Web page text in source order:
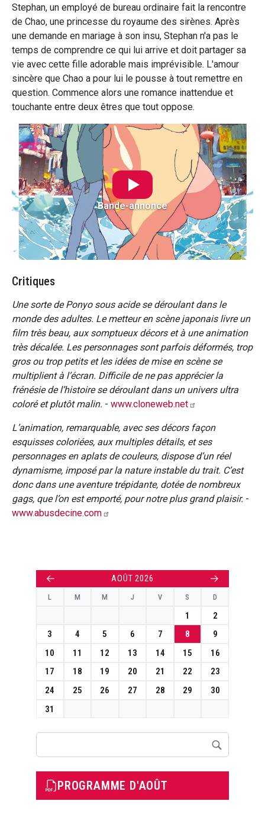
Stephan, un employé de bureau ordinaire fait la rencontre
de Chao, une princesse du royaume des sirènes. Après
une demande en mariage à son insu, Stephan n'a pas le
temps de comprendre ce qui lui arrive et doit partager sa
vie avec cette fille adorable mais imprévisible. L'amour
sincère que Chao a pour lui le pousse à tout remettre en
question. Commence alors une romance inattendue et
touchante entre deux êtres que tout oppose.
Bande-annonce
Critiques
Une sorte de Ponyo sous acide se déroulant dans le
monde des adultes. Le metteur en scène japonais livre un
film très beau, aux somptueux décors et à une animation
très décalée. Les personnages sont parfois déformés, trop
gros ou trop petits et les idées de mise en scène se
multiplient à l’écran. Difficile de ne pas apprécier la
frénésie de l’histoire se déroulant dans un univers ultra
coloré et plutôt malin. - www.cloneweb.net
L’animation, remarquable, avec ses décors façon
esquisses coloriées, aux multiples détails, et ses
personnages en aplats de couleurs, dispose d’un réel
dynamisme, imposé par la nature instable du trait. C’est
donc dans une aventure trépidante, dotée de nombreux
gags, que l’on est emporté, pour notre plus grand plaisir. -
www.abusdecine.com
← AOÛT 2026 →
L M M J V S D
1
2
3
4 5 6 7 8
9
10
11 12 13 14 15
16
17
18 19 20 21 22
23
24
25 26 27 28 29
30
31
PROGRAMME D'AOÛT